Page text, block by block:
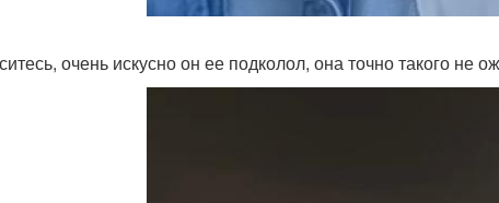
очень искусно он ее подколол, она точно такого не